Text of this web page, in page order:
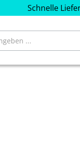
Schnelle